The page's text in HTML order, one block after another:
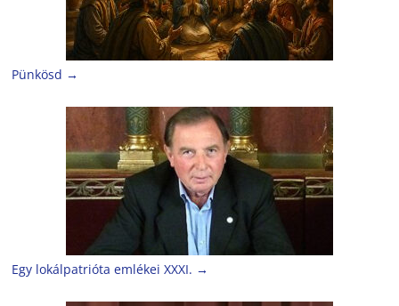
Pünkösd →
Egy lokálpatrióta emlékei XXXI. →